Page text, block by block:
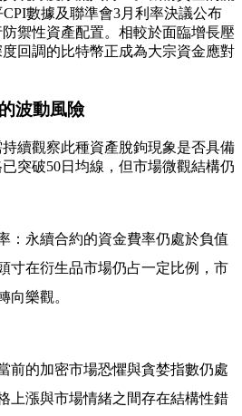
數據及聯準會3月利率決議公布
禦性資產配置。相較於面臨增長壓
回調的比特幣正成為大宗資金應對
波動風險
續觀察此種資產脫鉤現象是否具備
突破50日均線，但市場微觀結構仍
：永續合約的資金費率仍處於負值
寸在衍生品市場仍占一定比例，市
向樂觀。
前的加密市場恐懼與貪婪指數仍處
上漲與市場情緒之間存在結構性錯